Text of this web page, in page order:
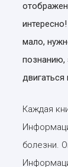
мало,
познанию,
Каждая
болезни.